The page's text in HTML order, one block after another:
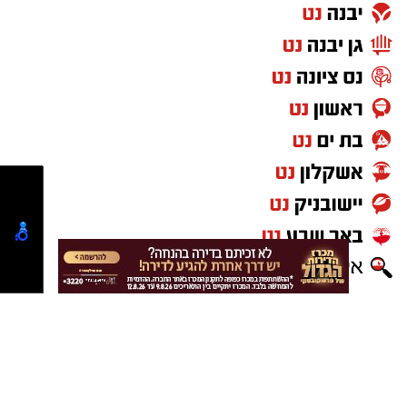
2026, בשעה
לפרטים נוספים ניתן להיכנס לאתר תוכנית
אוניברסיטת תל אביב לנוער או ליצור קשר בטלפון
03-6408469
.
יש לכם מידע חשוב שטרם נחשף? צילומים מאירוע
חדשותי? מצאתם טעות בכתבה? נשמח שתשתפו
אותנו